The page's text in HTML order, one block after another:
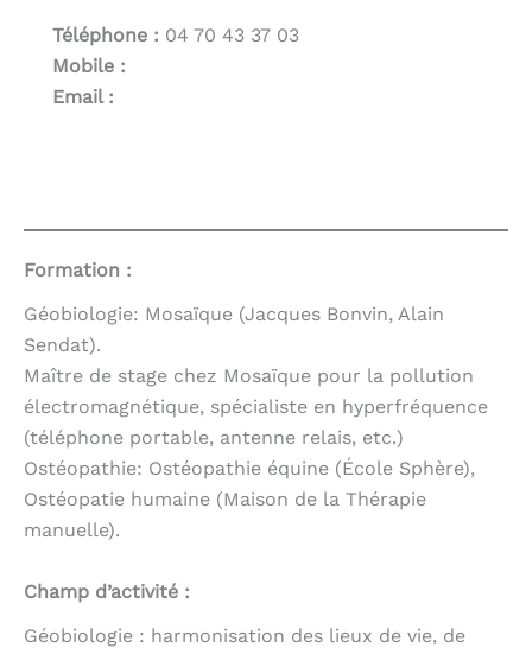
Téléphone : 04 70 43 37 03
Mobile :
Email :
Formation :
Géobiologie: Mosaïque (Jacques Bonvin, Alain
Sendat).
Maître de stage chez Mosaïque pour la pollution
électromagnétique, spécialiste en hyperfréquence
(téléphone portable, antenne relais, etc.)
Ostéopathie: Ostéopathie équine (École Sphère),
Ostéopatie humaine (Maison de la Thérapie
manuelle).
Champ d’activité :
Géobiologie : harmonisation des lieux de vie, de